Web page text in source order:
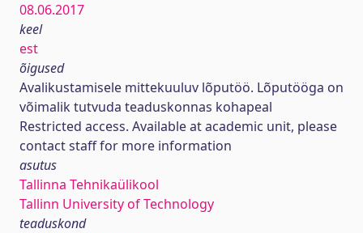
08.06.2017
keel
est
õigused
Avalikustamisele mittekuuluv lõputöö. Lõputööga on
võimalik tutvuda teaduskonnas kohapeal
Restricted access. Available at academic unit, please
contact staff for more information
asutus
Tallinna Tehnikaülikool
Tallinn University of Technology
teaduskond